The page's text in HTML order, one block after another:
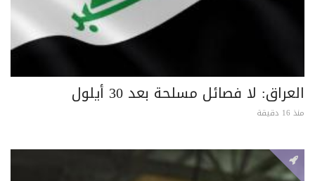
العراق: لا فصائل مسلحة بعد 30 أيلول
منذ 16 دقيقة